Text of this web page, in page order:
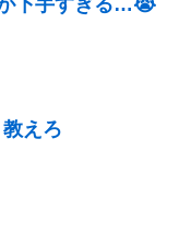
が下手すぎる…😭
えろ